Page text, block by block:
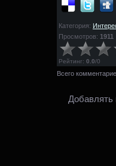
Категория:
Просмотров: 1911
Рейтинг: 0.0/0
Всего
Добавлять